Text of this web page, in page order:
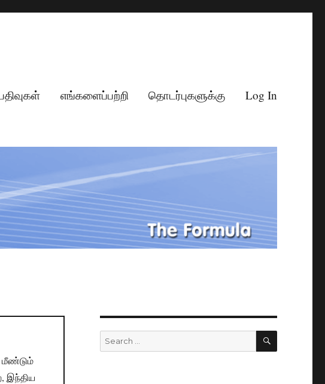
எங்களைப்பற்றி தொடர்புகளுக்கு Log In
மீண்டும்
இந்திய
Search
for:
SEARCH